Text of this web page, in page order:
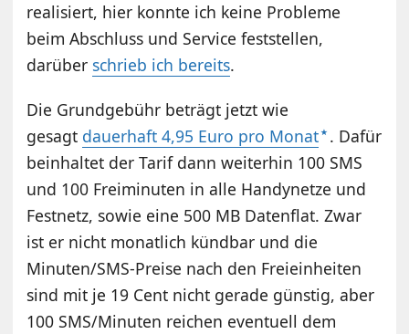
realisiert, hier konnte ich keine Probleme
beim Abschluss und Service feststellen,
darüber schrieb ich bereits.
Die Grundgebühr beträgt jetzt wie
gesagt dauerhaft 4,95 Euro pro Monat . Dafür
beinhaltet der Tarif dann weiterhin 100 SMS
und 100 Freiminuten in alle Handynetze und
Festnetz, sowie eine 500 MB Datenflat. Zwar
ist er nicht monatlich kündbar und die
Minuten/SMS-Preise nach den Freieinheiten
sind mit je 19 Cent nicht gerade günstig, aber
100 SMS/Minuten reichen eventuell dem